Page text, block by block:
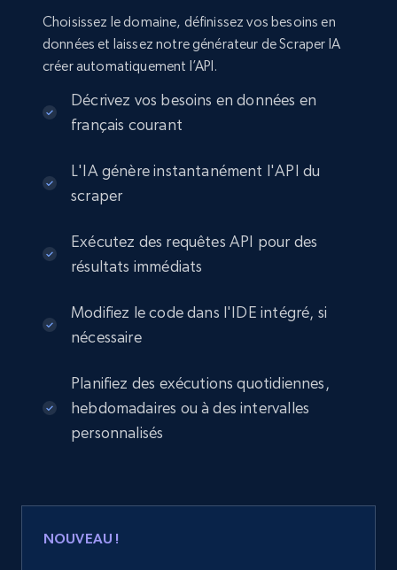
Choisissez le domaine, définissez vos besoins en
données et laissez notre générateur de Scraper IA
créer automatiquement l’API.
Décrivez vos besoins en données en
français courant
L'IA génère instantanément l'API du
scraper
Exécutez des requêtes API pour des
résultats immédiats
Modifiez le code dans l'IDE intégré, si
nécessaire
Planifiez des exécutions quotidiennes,
hebdomadaires ou à des intervalles
personnalisés
NOUVEAU !